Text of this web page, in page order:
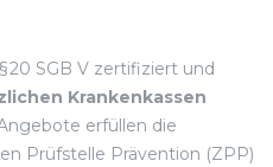
20 SGB V zertifiziert und
Krankenkassen
erfüllen die
Prüfstelle Prävention (ZPP)